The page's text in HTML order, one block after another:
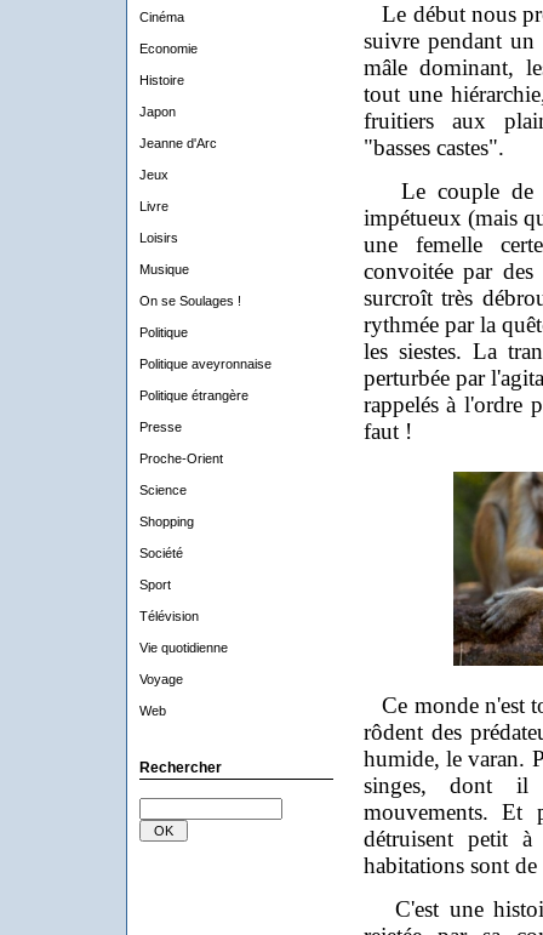
Cinéma
Economie
Histoire
Japon
Jeanne d'Arc
Jeux
Livre
Loisirs
Musique
On se Soulages !
Politique
Politique aveyronnaise
Politique étrangère
Presse
Proche-Orient
Science
Shopping
Société
Sport
Télévision
Vie quotidienne
Voyage
Web
Rechercher
Le début nous
suivre pendant
mâle dominant,
tout une
fruitiers aux
"basses castes".
Le couple de
impétueux (mais
une femelle
convoitée par
surcroît très
rythmée par la
les siestes. La
perturbée par
rappelés à l'ordre
faut !
Ce monde n'est
rôdent des
humide, le varan.
singes, dont il
mouvements.
détruisent petit
habitations sont
C'est une